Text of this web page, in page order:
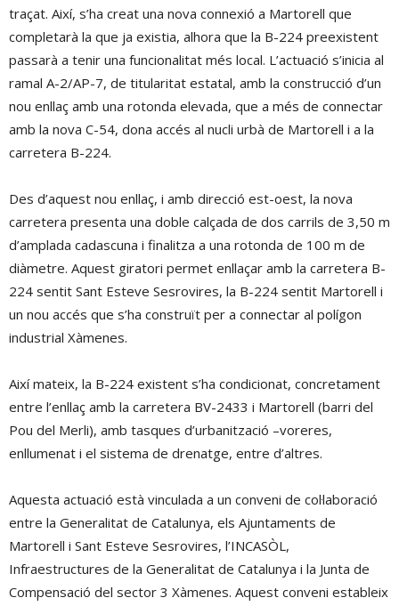
traçat. Així, s’ha creat una nova connexió a Martorell que
completarà la que ja existia, alhora que la B-224 preexistent
passarà a tenir una funcionalitat més local. L’actuació s’inicia al
ramal A-2/AP-7, de titularitat estatal, amb la construcció d’un
nou enllaç amb una rotonda elevada, que a més de connectar
amb la nova C-54, dona accés al nucli urbà de Martorell i a la
carretera B-224.
Des d’aquest nou enllaç, i amb direcció est-oest, la nova
carretera presenta una doble calçada de dos carrils de 3,50 m
d’amplada cadascuna i finalitza a una rotonda de 100 m de
diàmetre. Aquest giratori permet enllaçar amb la carretera B-
224 sentit Sant Esteve Sesrovires, la B-224 sentit Martorell i
un nou accés que s’ha construït per a connectar al polígon
industrial Xàmenes.
Així mateix, la B-224 existent s’ha condicionat, concretament
entre l’enllaç amb la carretera BV-2433 i Martorell (barri del
Pou del Merli), amb tasques d’urbanització –voreres,
enllumenat i el sistema de drenatge, entre d’altres.
Aquesta actuació està vinculada a un conveni de col·laboració
entre la Generalitat de Catalunya, els Ajuntaments de
Martorell i Sant Esteve Sesrovires, l’INCASÒL,
Infraestructures de la Generalitat de Catalunya i la Junta de
Compensació del sector 3 Xàmenes. Aquest conveni estableix